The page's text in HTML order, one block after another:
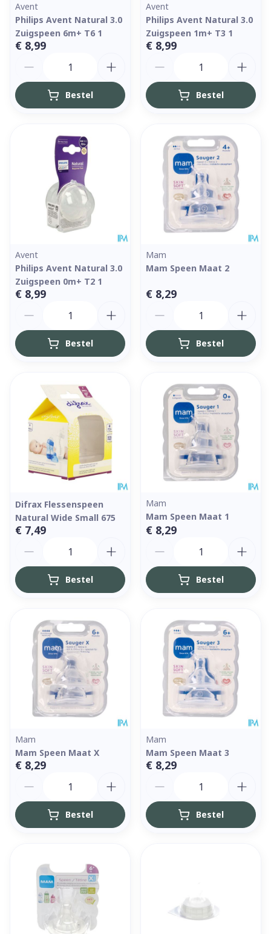
Avent
Philips Avent Natural 3.0
Zuigspeen 6m+ T6 1
€ 8,99
Bestel
Avent
Philips Avent Natural 3.0
Zuigspeen 1m+ T3 1
€ 8,99
Bestel
Avent
Philips Avent Natural 3.0
Zuigspeen 0m+ T2 1
€ 8,99
Bestel
Mam
Mam Speen Maat 2
€ 8,29
Bestel
Difrax Flessenspeen
Natural Wide Small 675
€ 7,49
Bestel
Mam
Mam Speen Maat 1
€ 8,29
Bestel
Mam
Mam Speen Maat X
€ 8,29
Bestel
Mam
Mam Speen Maat 3
€ 8,29
Bestel